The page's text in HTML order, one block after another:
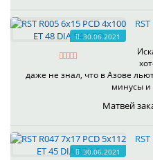
30.06.2021
даже не знал, что в Азове
минусы и
Матвей
30.06.2021